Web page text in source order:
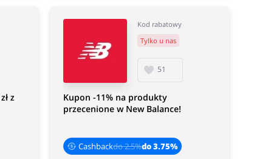
z
Kod rabatowy
Tylko u nas
51
Kupon -11% na produkty
przecenione w New Balance!
Cashbackdo 2.5%do 3.75%